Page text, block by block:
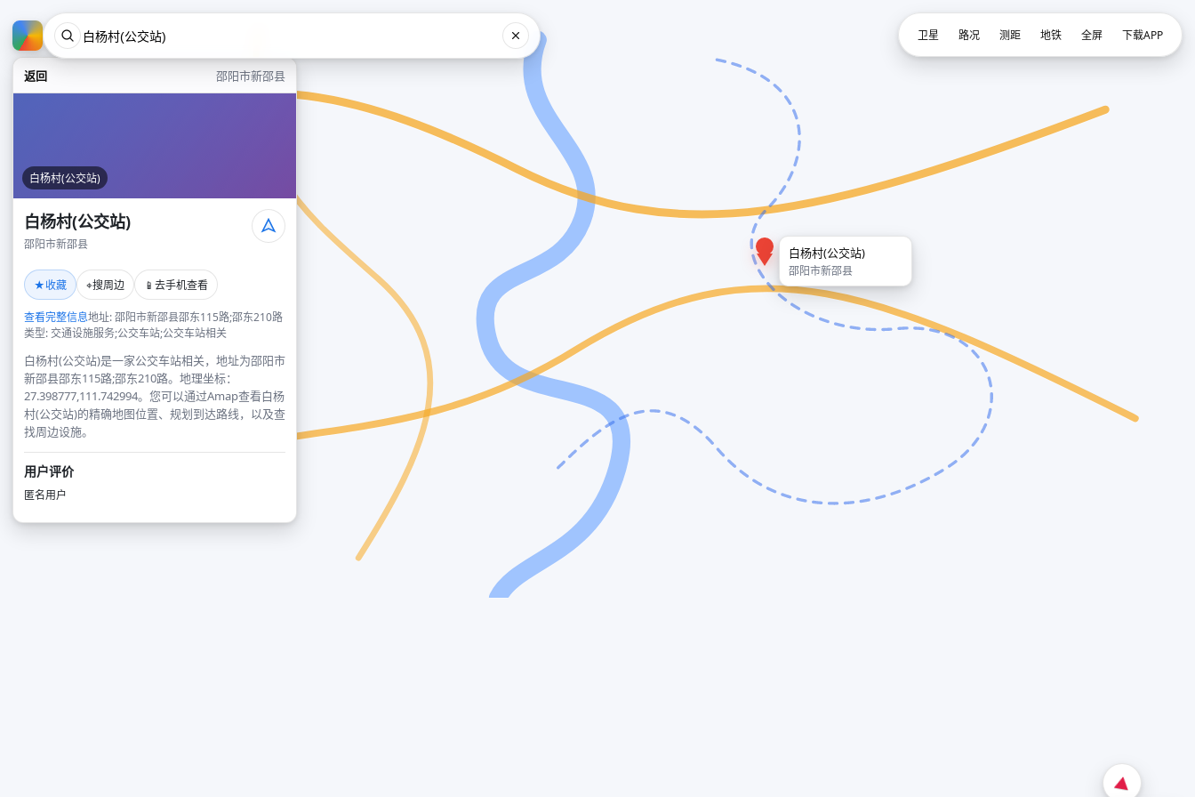
返回 邵阳市新邵县
白杨村(公交站)
白杨村(公交站)
邵阳市新邵县
★收藏 ⌖搜周边 📱 去手机查看
查看完整信息地址: 邵阳市新邵县邵东115路;邵东210路
类型: 交通设施服务;公交车站;公交车站相关
白杨村(公交站)是一家公交车站相关，地址为邵阳市
新邵县邵东115路;邵东210路。地理坐标：
27.398777,111.742994。您可以通过Amap查看白杨
村(公交站)的精确地图位置、规划到达路线，以及查
找周边设施。
用户评价
匿名用户
白杨村(公交站)
邵阳市新邵县
卫星 路况 测距 地铁 全屏 下载APP